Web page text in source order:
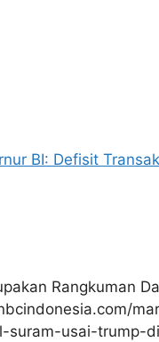
BI: Defisit
Rangkuman
suram-usai-trump-